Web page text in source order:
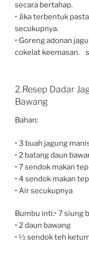
secara bertahap.
• Jika terbentuk
secukupnya.
• Goreng adonan
cokelat keemasan.
2.Resep Dadar
Bawang
Bahan:
• 3 buah jagung
• 2 batang daun
• 7 sendok makan
• 4 sendok makan
• Air secukupnya
Bumbu inti:• 7 siung
• 2 daun bawang
• ½ sendok teh